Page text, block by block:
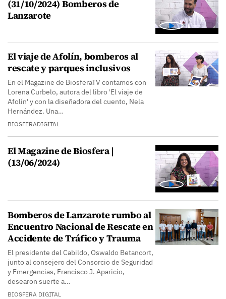
(31/10/2024) Bomberos de
Lanzarote
El viaje de Afolín, bomberos al
rescate y parques inclusivos
En el Magazine de BiosferaTV contamos con
Lorena Curbelo, autora del libro 'El viaje de
Afolín' y con la diseñadora del cuento, Nela
Hernández. Una…
BIOSFERADIGITAL
El Magazine de Biosfera |
(13/06/2024)
Bomberos de Lanzarote rumbo al
Encuentro Nacional de Rescate en
Accidente de Tráfico y Trauma
El presidente del Cabildo, Oswaldo Betancort,
junto al consejero del Consorcio de Seguridad
y Emergencias, Francisco J. Aparicio,
desearon suerte a…
BIOSFERA DIGITAL